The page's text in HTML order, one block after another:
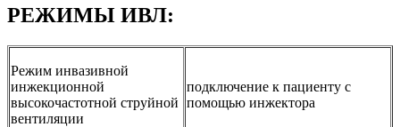
РЕЖИМЫ ИВЛ:
Режим инвазивной
инжекционной
высокочастотной струйной
вентиляции
подключение к пациенту с
помощью инжектора